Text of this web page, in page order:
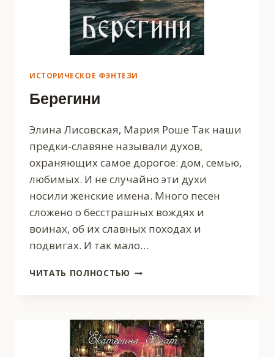
ИСТОРИЧЕСКОЕ ФЭНТЕЗИ
Берегини
Элина Лисовская, Мария Роше Так наши
предки-славяне называли духов,
охраняющих самое дорогое: дом, семью,
любимых. И не случайно эти духи
носили женские имена. Много песен
сложено о бесстрашных вождях и
воинах, об их славных походах и
подвигах. И так мало…
ЧИТАТЬ ПОЛНОСТЬЮ БЕРЕГИНИ